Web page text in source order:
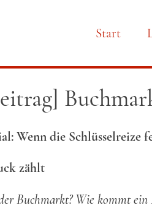
Navigation
überspringen
Start
Wenn die Schlüsselreize
zählt
Buchmarkt? Wie kommt